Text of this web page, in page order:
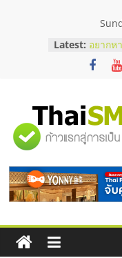
Latest: วิธีเลือ
โจทย์ธุร
อยาก
สัมมน
บริการ
สัมมน
ร้านเค
โซลูชัน
"ศูนย์
รวม
ข้อมูล